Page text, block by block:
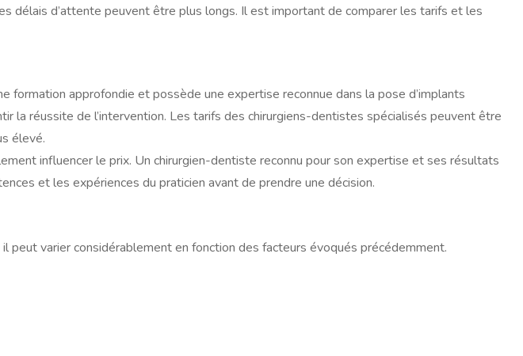
délais d’attente peuvent être plus longs. Il est important de comparer les tarifs et les
formation approfondie et possède une expertise reconnue dans la pose d’implants
la réussite de l’intervention. Les tarifs des chirurgiens-dentistes spécialisés peuvent être
élevé.
influencer le prix. Un chirurgien-dentiste reconnu pour son expertise et ses résultats
et les expériences du praticien avant de prendre une décision.
il peut varier considérablement en fonction des facteurs évoqués précédemment.